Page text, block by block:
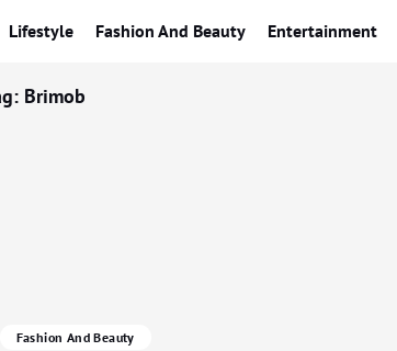
Lifestyle Fashion And Beauty Entertainment
Brimob
Fashion And Beauty